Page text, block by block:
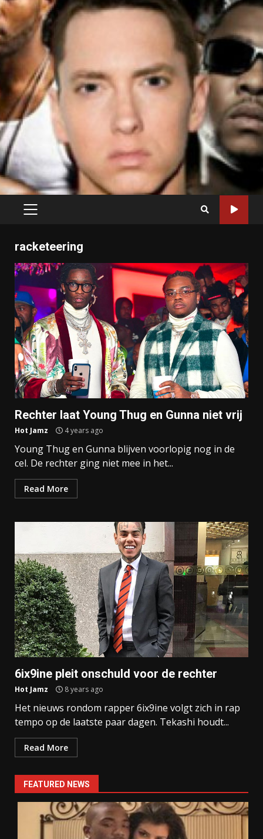
PRIMARY
racketeering
Rechter laat Young Thug en Gunna niet vrij
Hot Jamz 4 years ago
Young Thug en Gunna blijven voorlopig nog in de
cel. De rechter ging niet mee in het...
Read More
6ix9ine pleit onschuld voor de rechter
Hot Jamz 8 years ago
Het nieuws rondom rapper 6ix9ine volgt zich in rap
tempo op de laatste paar dagen. Tekashi houdt...
Read More
FEATURED NEWS